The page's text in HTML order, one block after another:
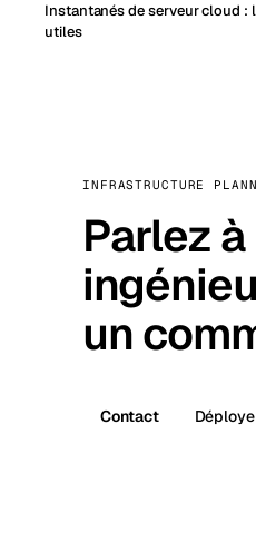
Instantanés de serveur cloud :
utiles
INFRASTRUCTURE
Parlez à
un
Contact